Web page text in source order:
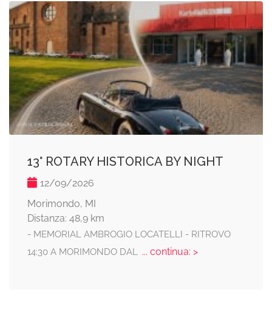
13° ROTARY HISTORICA BY NIGHT
12/09/2026
Morimondo, MI
Distanza: 48,9 km
- MEMORIAL AMBROGIO LOCATELLI - RITROVO
14:30 A MORIMONDO DAL
... continua: >